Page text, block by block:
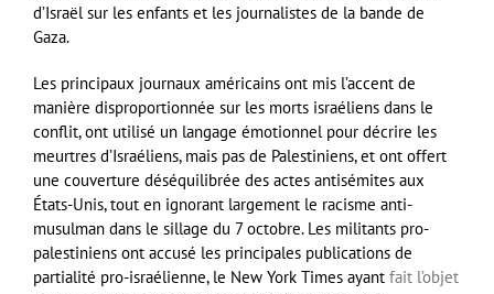
d’Israël sur les enfants et les journalistes de la bande de
Gaza.
Les principaux journaux américains ont mis l’accent de
manière disproportionnée sur les morts israéliens dans le
conflit, ont utilisé un langage émotionnel pour décrire les
meurtres d’Israéliens, mais pas de Palestiniens, et ont offert
une couverture déséquilibrée des actes antisémites aux
États-Unis, tout en ignorant largement le racisme anti-
musulman dans le sillage du 7 octobre. Les militants pro-
palestiniens ont accusé les principales publications de
partialité pro-israélienne, le New York Times ayant fait l’objet